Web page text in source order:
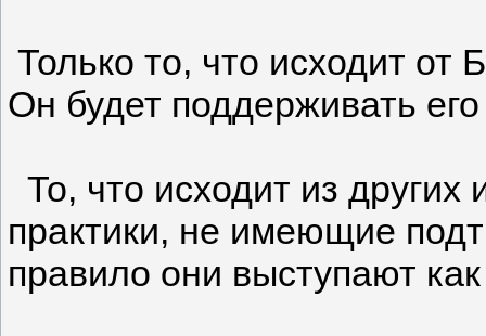
Только то, что исходит
Он будет поддерживать
То, что исходит из
практики, не имеющие
правило они выступают